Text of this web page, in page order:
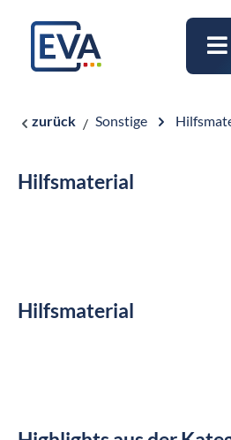
springen
zurück Sonstige
Hilfsmaterial
Hilfsmaterial